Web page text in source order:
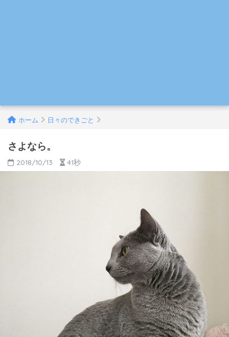
ホーム 日々のできごと
さよなら。
2018/10/13 41秒